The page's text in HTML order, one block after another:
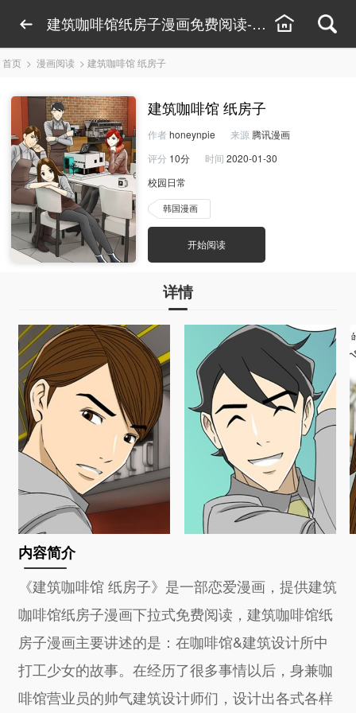
建筑咖啡馆纸房子漫画免费阅读-建筑咖啡馆纸
首页 > 漫画阅读 > 建筑咖啡馆 纸房子
建筑咖啡馆 纸房子
作者 honeynpie 来源 腾讯漫画
评分 10分 时间 2020-01-30
校园日常
韩国漫画
开始阅读
详情
内容简介
《建筑咖啡馆 纸房子》是一部恋爱漫画，提供建筑
咖啡馆纸房子漫画下拉式免费阅读，建筑咖啡馆纸
房子漫画主要讲述的是：在咖啡馆&建筑设计所中
打工少女的故事。在经历了很多事情以后，身兼咖
啡馆营业员的帅气建筑设计师们，设计出各式各样